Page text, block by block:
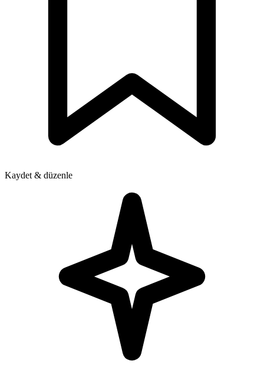
Kaydet & düzenle